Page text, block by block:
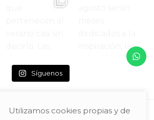
Síguenos
Utilizamos cookies propias y de